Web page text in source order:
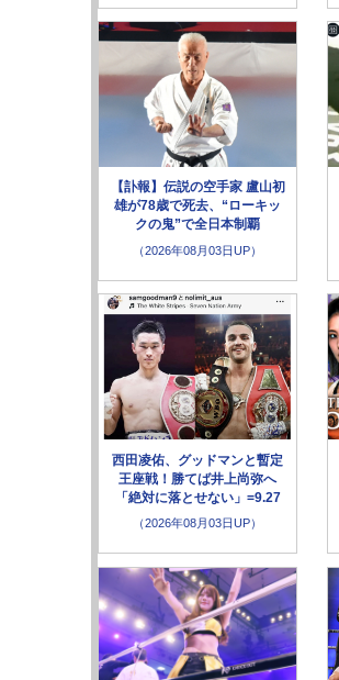
【訃報】伝説の空手家 盧山初
雄が78歳で死去、“ローキッ
クの鬼”で全日本制覇
（2026年08月03日UP）
西田凌佑、グッドマンと暫定
王座戦！勝てば井上尚弥へ
「絶対に落とせない」=9.27
（2026年08月03日UP）